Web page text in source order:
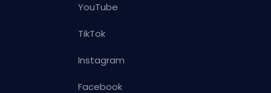
YouTube
TikTok
Instagram
Facebook